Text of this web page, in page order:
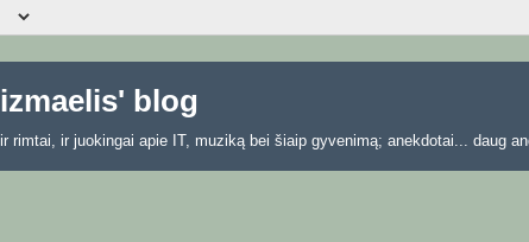
izmaelis' blog
ir rimtai, ir juokingai apie IT, muziką bei šiaip gyvenimą; anekdotai... daug